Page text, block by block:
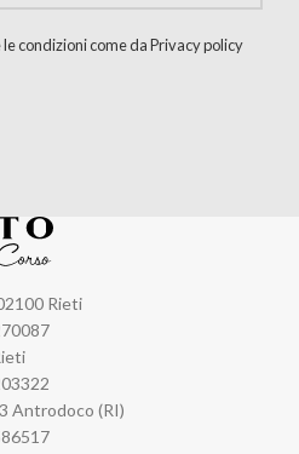
condizioni come da Privacy policy
Rieti
Antrodoco (RI)